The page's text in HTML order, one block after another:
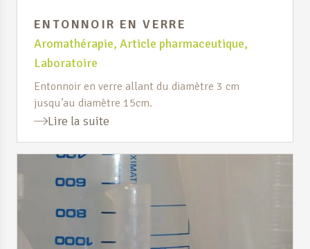
ENTONNOIR EN VERRE
Aromathérapie, Article pharmaceutique,
Laboratoire
Entonnoir en verre allant du diamètre 3 cm
jusqu’au diamètre 15cm.
Lire la suite